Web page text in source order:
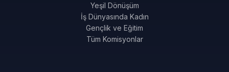
Yeşil Dönüşüm
İş Dünyasında Kadın
Gençlik ve Eğitim
Tüm Komisyonlar